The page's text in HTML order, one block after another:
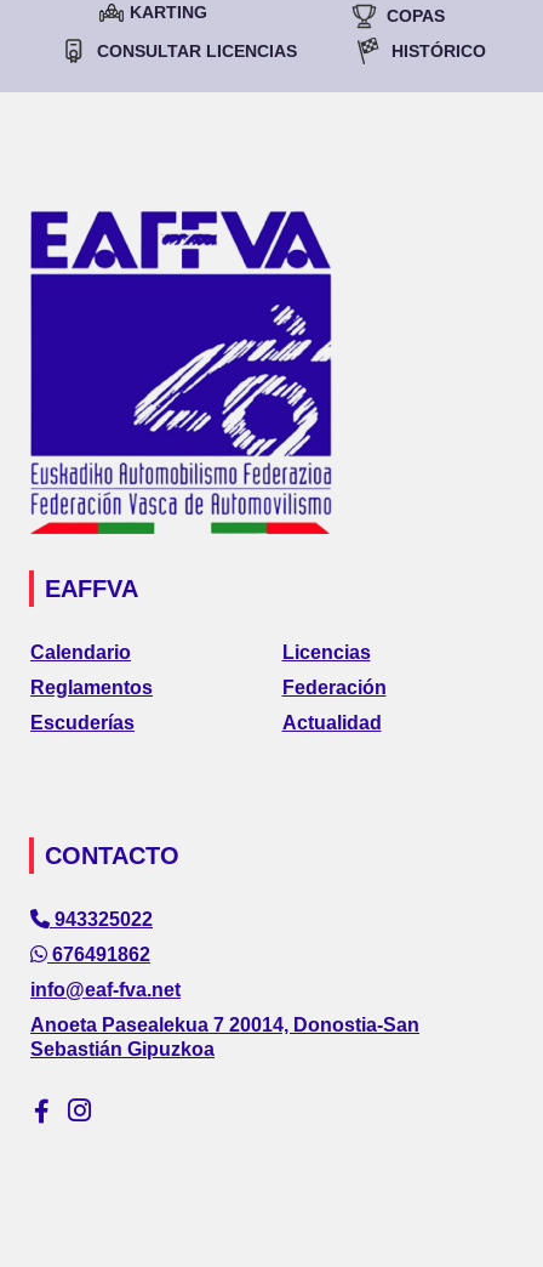
KARTING
COPAS
CONSULTAR LICENCIAS
HISTÓRICO
EAFFVA
Calendario
Reglamentos
Escuderías
Licencias
Federación
Actualidad
CONTACTO
943325022
676491862
info@eaf-fva.net
Anoeta Pasealekua 7 20014, Donostia-San
Sebastián Gipuzkoa